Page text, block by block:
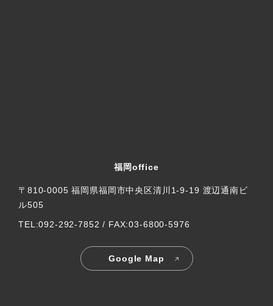
福岡office
〒810-0005 福岡県福岡市中央区清川1-9-19 渡辺通南ビ
ル505
TEL:092-292-7852 / FAX:03-6800-5976
Google Map